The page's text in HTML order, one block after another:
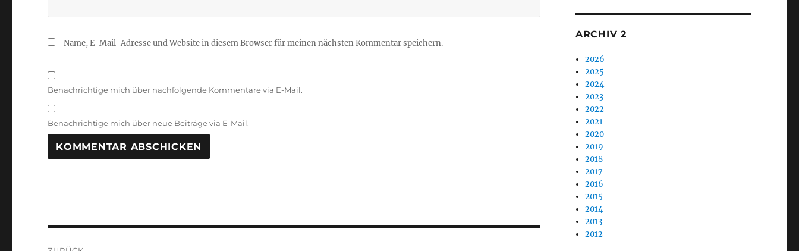
Name, E-Mail-Adresse und Website in diesem Browser für meinen nächsten Kommentar speichern.
Benachrichtige mich über nachfolgende Kommentare via E-Mail.
Benachrichtige mich über neue Beiträge via E-Mail.
ARCHIV 2
2026
2025
2024
2023
2022
2021
2020
2019
2018
2017
2016
2015
2014
2013
2012